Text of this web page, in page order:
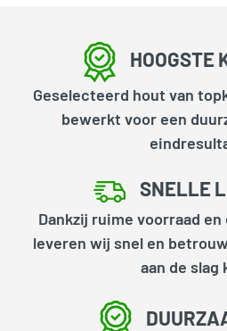
HOOGSTE
Geselecteerd hout van
bewerkt voor een
SNELLE
Dankzij ruime voorraad
leveren wij snel en
aan de slag